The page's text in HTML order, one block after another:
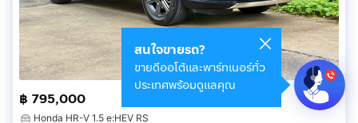
฿ 795,000
Honda HR-V 1.5 e:HEV RS
สนใจขายรถ?
ขายดีออโต้และพาร์ทเนอร์ทั่ว
ประเทศพร้อมดูแลคุณ